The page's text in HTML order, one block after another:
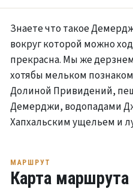
Знаете что такое
вокруг которой можно
прекрасна. Мы же
хотябы мельком
Долиной Привидений,
Демерджи, водопадами
Хапхальским ущельем и
МАРШРУТ
Карта маршрута